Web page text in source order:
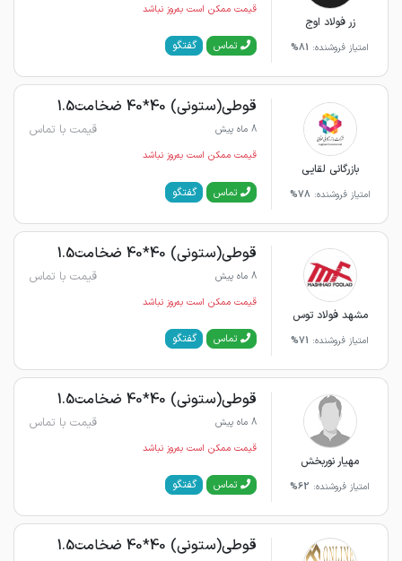
زر فولاد اوج
امتیاز فروشنده: 81%
قیمت ممکن است به‌روز نباشد
تماس گفتگو
بازرگانی لقایی
امتیاز فروشنده: 78%
قوطی(ستونی) 40*40 ضخامت1.5
8 ماه پیش قیمت با تماس
قیمت ممکن است به‌روز نباشد
تماس گفتگو
مشهد فولاد توس
امتیاز فروشنده: 71%
قوطی(ستونی) 40*40 ضخامت1.5
8 ماه پیش قیمت با تماس
قیمت ممکن است به‌روز نباشد
تماس گفتگو
مهیار نوربخش
امتیاز فروشنده: 62%
قوطی(ستونی) 40*40 ضخامت1.5
8 ماه پیش قیمت با تماس
قیمت ممکن است به‌روز نباشد
تماس گفتگو
قوطی(ستونی) 40*40 ضخامت1.5